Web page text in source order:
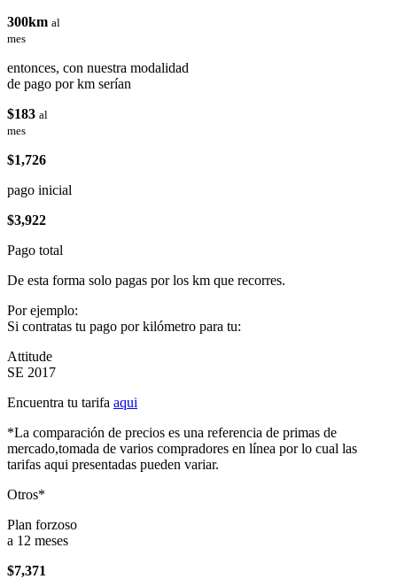
300km al
mes
entonces, con nuestra modalidad
de pago por km serían
$183 al
mes
$1,726
pago inicial
$3,922
Pago total
De esta forma solo pagas por los km que recorres.
Por ejemplo:
Si contratas tu pago por kilómetro para tu:
Attitude
SE 2017
Encuentra tu tarifa aqui
*La comparación de precios es una referencia de primas de
mercado,tomada de varios compradores en línea por lo cual las
tarifas aqui presentadas pueden variar.
Otros*
Plan forzoso
a 12 meses
$7,371